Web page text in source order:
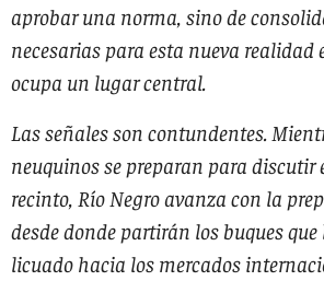
aprobar una norma, sino de
necesarias para esta nueva realidad
ocupa un lugar central.
Las señales son contundentes.
neuquinos se preparan para discutir
recinto, Río Negro avanza con la
desde donde partirán los buques
licuado hacia los mercados